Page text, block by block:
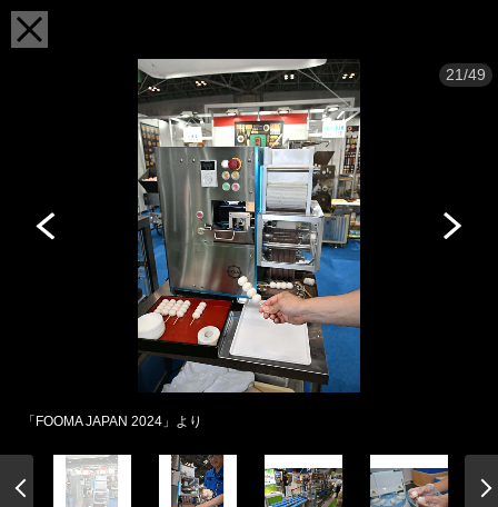
21/49
「FOOMA JAPAN 2024」より